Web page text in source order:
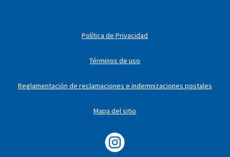
Política de Privacidad
Términos de uso
Reglamentación de reclamaciones e indemnizaciones postales
Mapa del sitio